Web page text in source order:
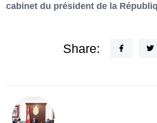
cabinet du président de la
Share: